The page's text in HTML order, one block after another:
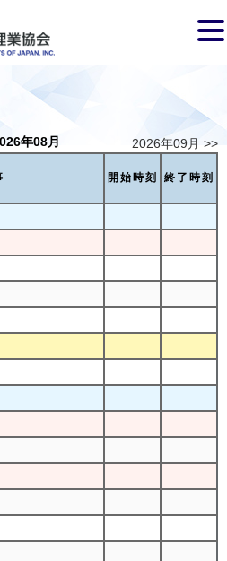
2026年09月 >>
年08月
開始時刻 終了時刻